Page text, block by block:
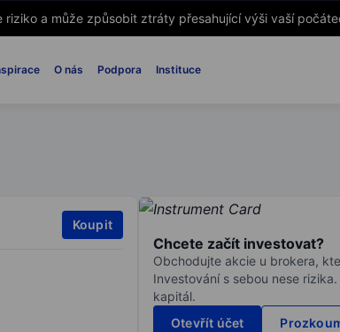
riziko a může způsobit ztráty přesahující výši vaší
O nás Podpora Instituce
Koupit
Chcete začít investovat?
Obchodujte akcie u brokera,
Investování s sebou nese
kapitál.
Otevřít účet